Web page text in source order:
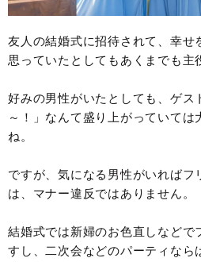
友人の結婚式に招待されて、幸せ
思っていたとしてもあくまでも主
好みの男性がいたとしても、ゲス
～！」なんて盛り上がっていては
ね。
ですが、気になる男性がいればフ
は、マナー違反ではありません。
結婚式では新婦のお色直しなどで
すし、二次会などのパーティなら